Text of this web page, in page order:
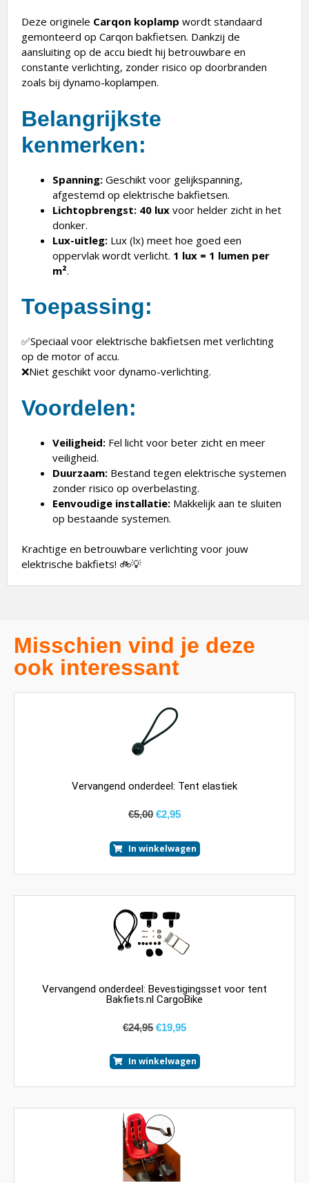
Deze originele Carqon koplamp wordt standaard
gemonteerd op Carqon bakfietsen. Dankzij de
aansluiting op de accu biedt hij betrouwbare en
constante verlichting, zonder risico op doorbranden
zoals bij dynamo-koplampen.
Belangrijkste
kenmerken:
Spanning: Geschikt voor gelijkspanning,
afgestemd op elektrische bakfietsen.
Lichtopbrengst: 40 lux voor helder zicht in het
donker.
Lux-uitleg: Lux (lx) meet hoe goed een
oppervlak wordt verlicht. 1 lux = 1 lumen per
m².
Toepassing:
✅Speciaal voor elektrische bakfietsen met verlichting
op de motor of accu.
❌Niet geschikt voor dynamo-verlichting.
Voordelen:
Veiligheid: Fel licht voor beter zicht en meer
veiligheid.
Duurzaam: Bestand tegen elektrische systemen
zonder risico op overbelasting.
Eenvoudige installatie: Makkelijk aan te sluiten
op bestaande systemen.
Krachtige en betrouwbare verlichting voor jouw
elektrische bakfiets! 🚲💡
Misschien vind je deze
ook interessant
Vervangend onderdeel: Tent elastiek
€5,00 €2,95
In winkelwagen
Vervangend onderdeel: Bevestigingsset voor tent
Bakfiets.nl CargoBike
€24,95 €19,95
In winkelwagen